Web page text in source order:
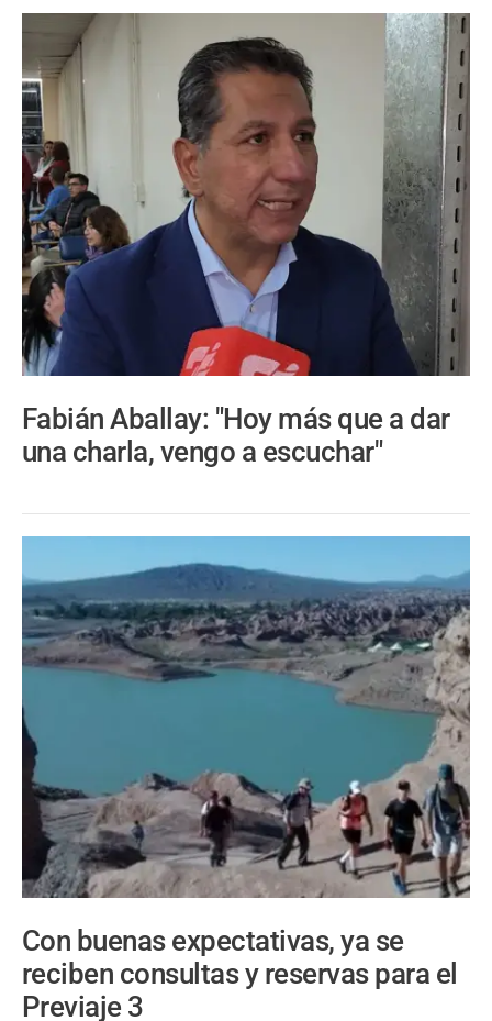
Fabián Aballay: "Hoy más que a dar
una charla, vengo a escuchar"
Con buenas expectativas, ya se
reciben consultas y reservas para el
Previaje 3